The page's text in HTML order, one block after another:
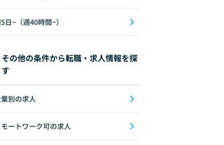
日~（週40時間~）
その他の条件から転職・求人情報を探
す
別の求人
モートワーク可の求人